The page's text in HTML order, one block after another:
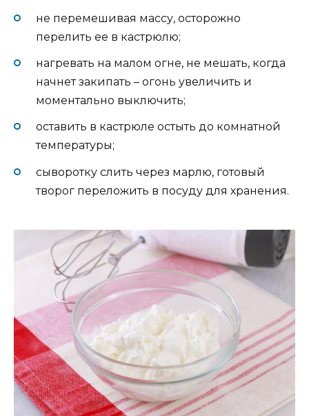
не перемешивая массу, осторожно
перелить ее в кастрюлю;
нагревать на малом огне, не мешать, когда
начнет закипать – огонь увеличить и
моментально выключить;
оставить в кастрюле остыть до комнатной
температуры;
сыворотку слить через марлю, готовый
творог переложить в посуду для хранения.